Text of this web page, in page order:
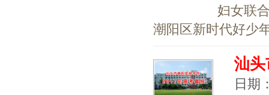
妇女联
潮阳区新时代好少
汕
日期